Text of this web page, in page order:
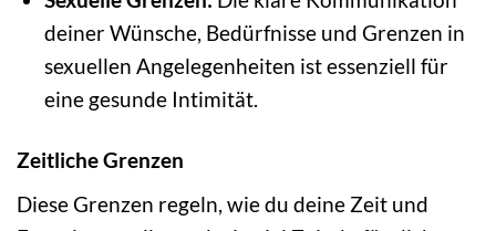
deiner Wünsche, Bedürfnisse und Grenzen in
sexuellen Angelegenheiten ist essenziell für
eine gesunde Intimität.
Zeitliche Grenzen
Diese Grenzen regeln, wie du deine Zeit und